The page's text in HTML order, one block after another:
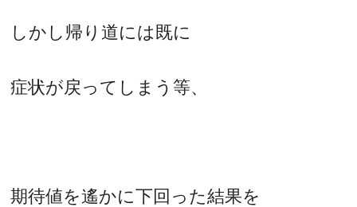
しかし帰り道には既に
症状が戻ってしまう等、
期待値を遙かに下回った結果を